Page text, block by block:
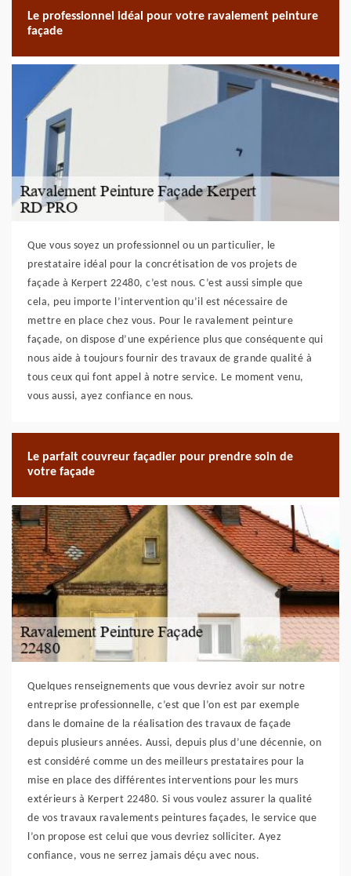
Le professionnel idéal pour votre ravalement peinture
façade
Que vous soyez un professionnel ou un particulier, le
prestataire idéal pour la concrétisation de vos projets de
façade à Kerpert 22480, c’est nous. C’est aussi simple que
cela, peu importe l’intervention qu’il est nécessaire de
mettre en place chez vous. Pour le ravalement peinture
façade, on dispose d’une expérience plus que conséquente qui
nous aide à toujours fournir des travaux de grande qualité à
tous ceux qui font appel à notre service. Le moment venu,
vous aussi, ayez confiance en nous.
Le parfait couvreur façadier pour prendre soin de
votre façade
Quelques renseignements que vous devriez avoir sur notre
entreprise professionnelle, c’est que l’on est par exemple
dans le domaine de la réalisation des travaux de façade
depuis plusieurs années. Aussi, depuis plus d’une décennie, on
est considéré comme un des meilleurs prestataires pour la
mise en place des différentes interventions pour les murs
extérieurs à Kerpert 22480. Si vous voulez assurer la qualité
de vos travaux ravalements peintures façades, le service que
l’on propose est celui que vous devriez solliciter. Ayez
confiance, vous ne serrez jamais déçu avec nous.